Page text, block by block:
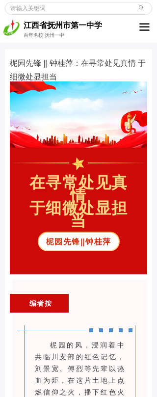
江西省抚州市第一中学
百年名校 抚州一中
ꄙ
끀
首页
学校概况
党建博览
教师发展
学生成长
德育天地
招考信息
合作交流
校友之窗
柅园先锋 ‖ 钟桂萍：在寻常处见真情 于
细微处显担当
在寻常处见真
情
于细微处显担
当
柅园先锋‖钟桂萍
编者按
柅园的风，浸润着中
共临川支部的红色记忆，
刘景宽、傅烈等先辈以热
血为炬，在这片土地上点
燃信仰之火，播下红色火